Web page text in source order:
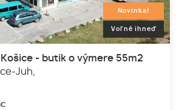
Novinka!
Voľné ihneď
Košice - butik o výmere 55m2
Juh,